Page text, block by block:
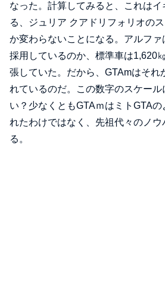
なった。計算してみると、これは
る、ジュリア クアドリフォリオの
か変わらないことになる。アルフ
採用しているのか、標準車は1,620
張していた。だから、GTAmはそれ
れているのだ。この数字のスケー
い？少なくともGTAｍはミトGTA
れたわけではなく、先祖代々のノ
る。